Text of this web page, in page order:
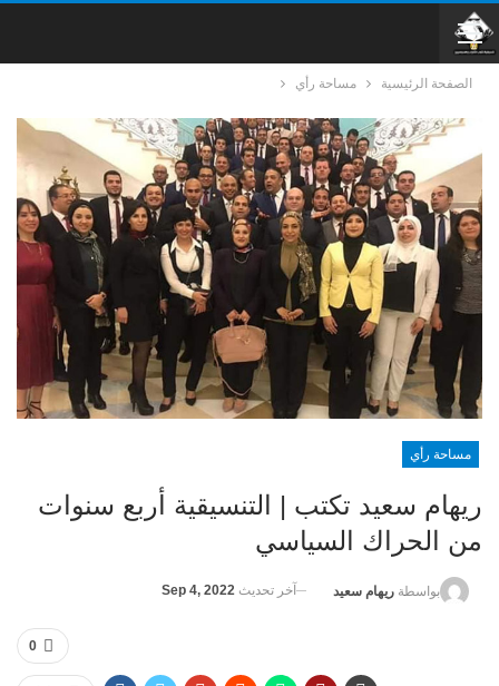
الصفحة الرئيسية مساحة رأي
مساحة رأي
ريهام سعيد تكتب | التنسيقية أربع سنوات
من الحراك السياسي
بواسطة ريهام سعيد آخر تحديث Sep 4, 2022
0